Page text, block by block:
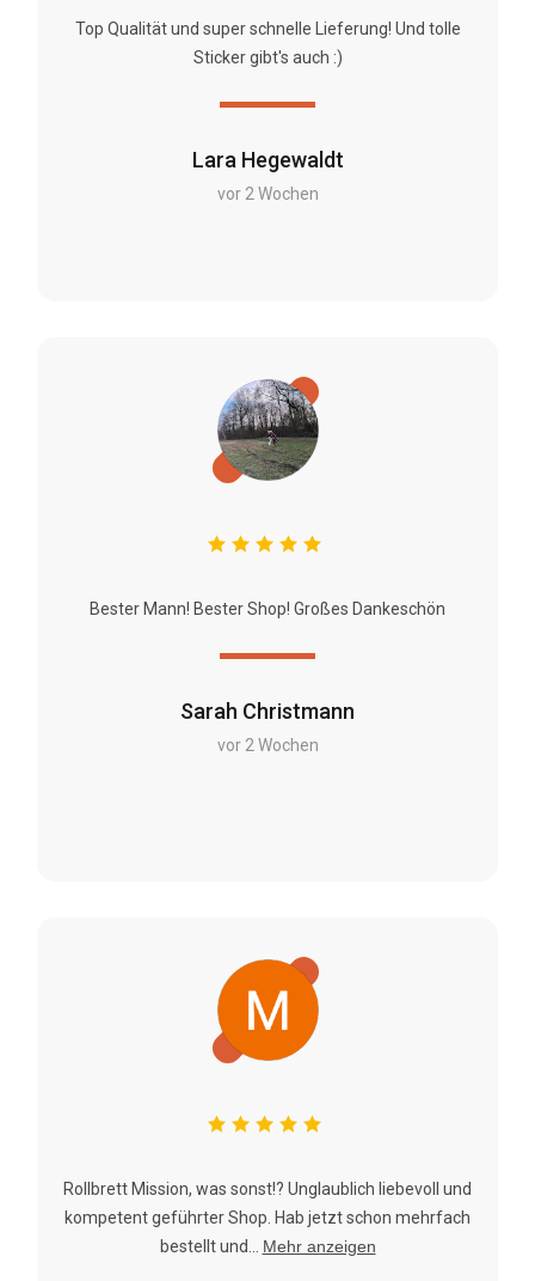
Lara Hegewaldt
vor 2 Wochen
Top Qualität und super schnelle Lieferung! Und tolle
Sticker gibt's auch :)
Sarah Christmann
vor 2 Wochen
Bester Mann! Bester Shop! Großes Dankeschön
Rollbrett Mission, was sonst!? Unglaublich liebevoll und
kompetent geführter Shop. Hab jetzt schon mehrfach
bestellt und...
Mehr anzeigen